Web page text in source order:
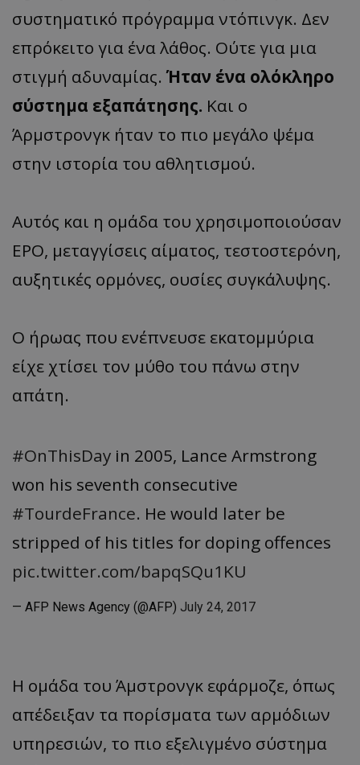
συστηματικό πρόγραμμα ντόπινγκ. Δεν
επρόκειτο για ένα λάθος. Ούτε για μια
στιγμή αδυναμίας.Ήταν ένα ολόκληρο
σύστημα εξαπάτησης. Και ο
Άρμστρονγκ ήταν το πιο μεγάλο ψέμα
στην ιστορία του αθλητισμού.
Αυτός και η ομάδα του χρησιμοποιούσαν
EPO, μεταγγίσεις αίματος, τεστοστερόνη,
αυξητικές ορμόνες, ουσίες συγκάλυψης.
Ο ήρωας που ενέπνευσε εκατομμύρια
είχε χτίσει τον μύθο του πάνω στην
απάτη.
#OnThisDay in 2005, Lance Armstrong
won his seventh consecutive
#TourdeFrance. He would later be
stripped of his titles for doping offences
pic.twitter.com/bapqSQu1KU
— AFP News Agency (@AFP) July 24, 2017
Η ομάδα του Άμστρονγκ εφάρμοζε, όπως
απέδειξαν τα πορίσματα των αρμόδιων
υπηρεσιών, το πιο εξελιγμένο σύστημα